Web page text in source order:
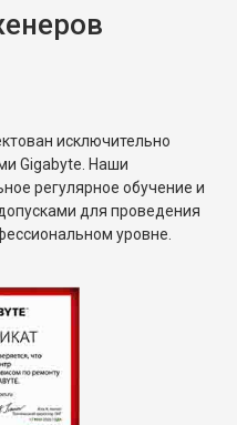
исключительно
Gigabyte. Наши
регулярное обучение и
для проведения
уровне.